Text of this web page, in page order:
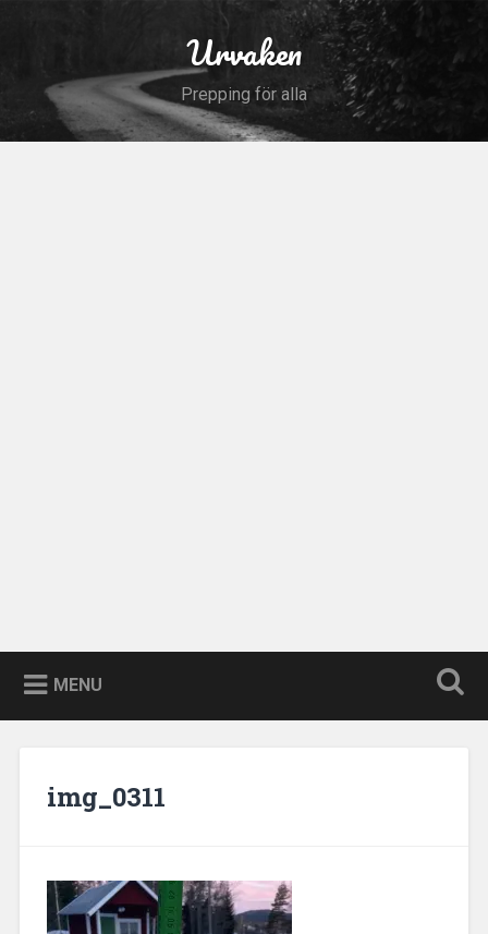
Urvaken
Prepping för alla
MENU
img_0311